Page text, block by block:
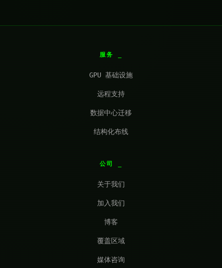
服务
GPU 基础设施
远程支持
数据中心迁移
结构化布线
公司
关于我们
加入我们
博客
覆盖区域
媒体咨询